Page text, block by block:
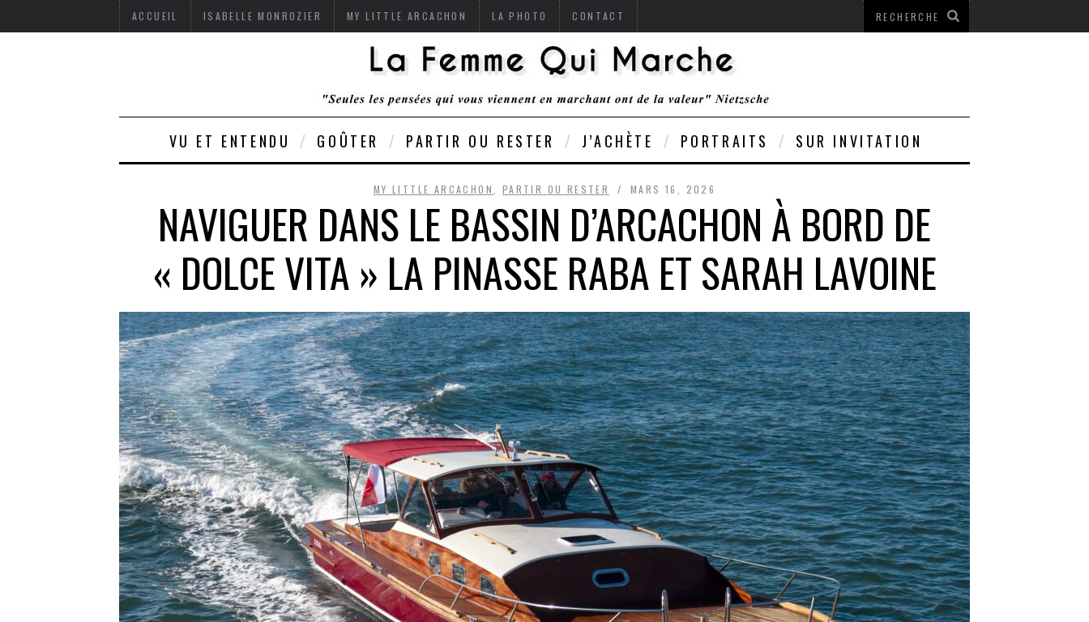
ACCUEIL ISABELLE MONROZIER MY LITTLE ARCACHON LA PHOTO CONTACT
VU ET ENTENDU GOÛTER PARTIR OU RESTER J’ACHÈTE PORTRAITS SUR INVITATION
MY LITTLE ARCACHON PARTIR OU RESTER MARS 16, 2026
NAVIGUER DANS LE BASSIN D’ARCACHON À BORD DE
« DOLCE VITA » LA PINASSE RABA ET SARAH LAVOINE